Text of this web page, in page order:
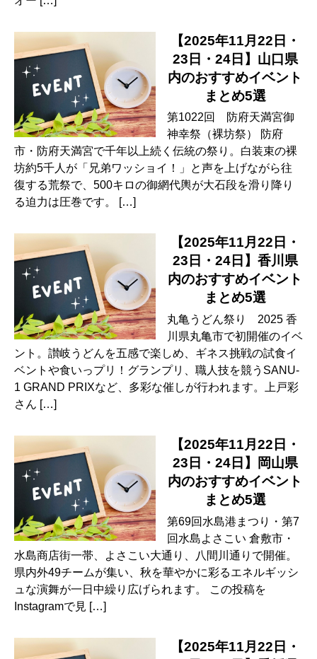
【2025年11月22日・
23日・24日】山口県
内のおすすめイベント
まとめ5選
第1022回 防府天満宮御
神幸祭（裸坊祭） 防府
市・防府天満宮で千年以上続く伝統の祭り。白装束の裸
坊約5千人が「兄弟ワッショイ！」と声を上げながら往
復する荒祭で、500キロの御網代輿が大石段を滑り降り
る迫力は圧巻です。 […]
【2025年11月22日・
23日・24日】香川県
内のおすすめイベント
まとめ5選
丸亀うどん祭り 2025 香
川県丸亀市で初開催のイベ
ント。讃岐うどんを五感で楽しめ、ギネス挑戦の試食イ
ベントや食いっプリ！グランプリ、職人技を競うSANU-
1 GRAND PRIXなど、多彩な催しが行われます。上戸彩
さん […]
【2025年11月22日・
23日・24日】岡山県
内のおすすめイベント
まとめ5選
第69回水島港まつり・第7
回水島よさこい 倉敷市・
水島商店街一帯、よさこい大通り、八間川通りで開催。
県内外49チームが集い、秋を華やかに彩るエネルギッシ
ュな演舞が一日中繰り広げられます。 この投稿を
Instagramで見 […]
【2025年11月22日・